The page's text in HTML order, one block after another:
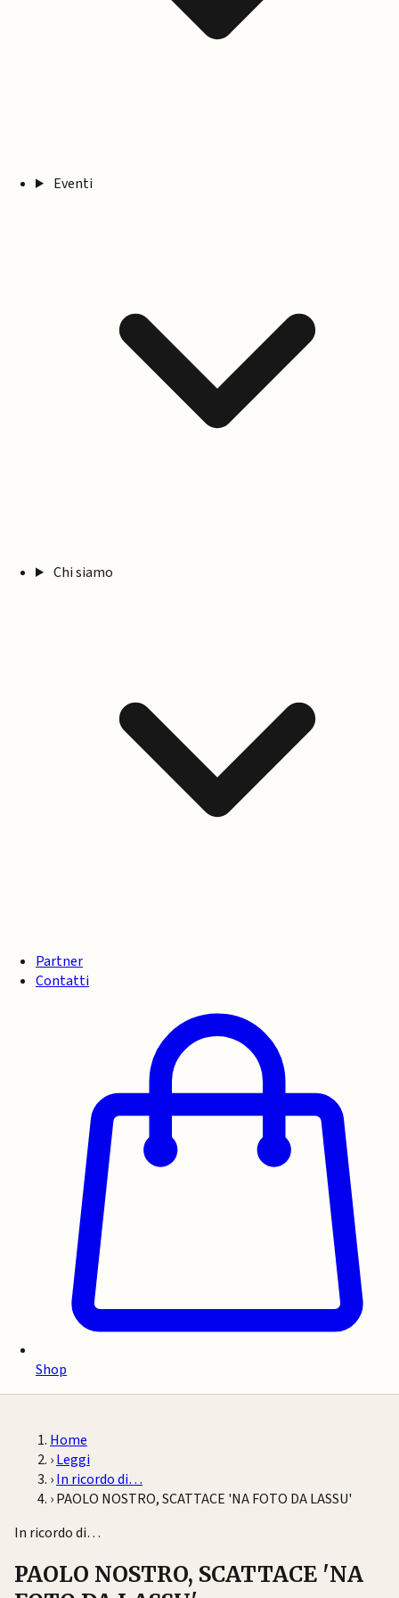
Eventi
Chi siamo
Partner
Contatti
Shop
Home
›Leggi
›In ricordo di…
›PAOLO NOSTRO, SCATTACE 'NA FOTO DA LASSU'
In ricordo di…
PAOLO NOSTRO, SCATTACE 'NA